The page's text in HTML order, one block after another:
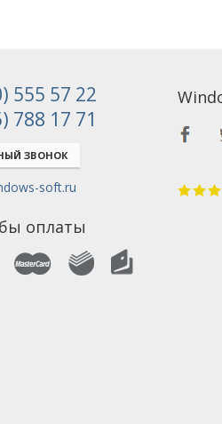
555 57 22
788 17 71
ЗВОНОК
soft.ru
оплаты